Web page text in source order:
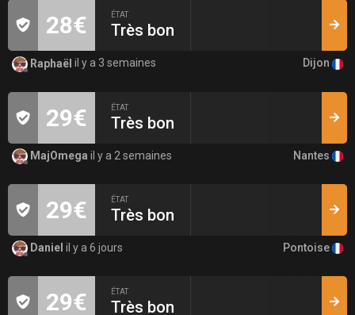
28€ ÉTAT
Très bon
Raphaël il y a 3 semaines Dijon
29€ ÉTAT
Très bon
MajOmega il y a 2 semaines Nantes
29€ ÉTAT
Très bon
Daniel il y a 6 jours Pontoise
29€ ÉTAT
Très bon